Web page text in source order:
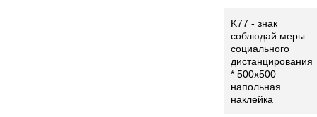
K77 - знак
соблюдай меры
социального
дистанцирования
* 500x500
напольная
наклейка